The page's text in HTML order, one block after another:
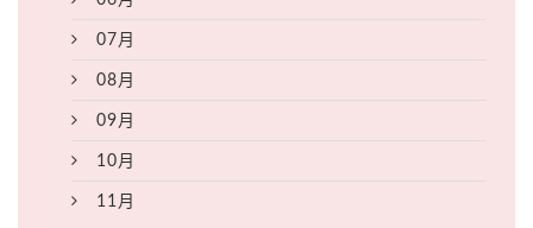
07月
08月
09月
10月
11月